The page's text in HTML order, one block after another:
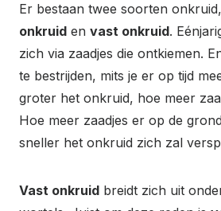
Er bestaan twee soorten
onkruid en vast onkruid.
zich via zaadjes die ontkiemen.
te bestrijden, mits je er op tijd
groter het onkruid, hoe meer
Hoe meer zaadjes er op de
sneller het onkruid zich zal
Vast onkruid breidt zich uit